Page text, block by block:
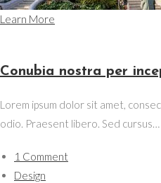
Learn More
Conubia nostra per
Lorem ipsum dolor sit amet,
odio. Praesent libero. Sed cursus…
1 Comment
Design